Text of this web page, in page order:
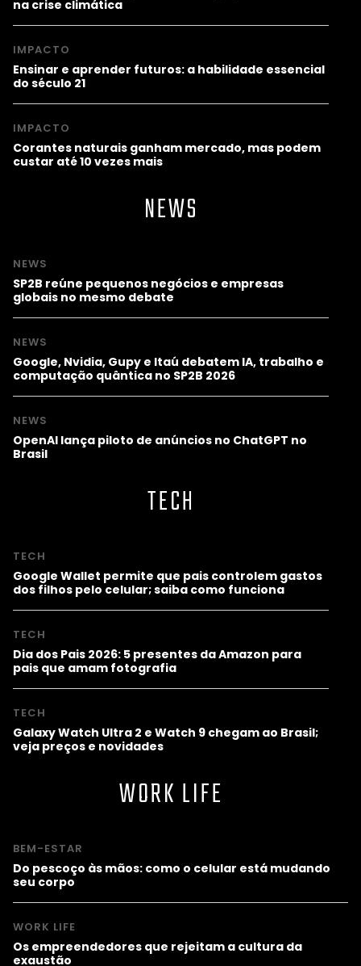
na crise climática
IMPACTO
Ensinar e aprender futuros: a habilidade essencial
do século 21
IMPACTO
Corantes naturais ganham mercado, mas podem
custar até 10 vezes mais
NEWS
NEWS
SP2B reúne pequenos negócios e empresas
globais no mesmo debate
NEWS
Google, Nvidia, Gupy e Itaú debatem IA, trabalho e
computação quântica no SP2B 2026
NEWS
OpenAI lança piloto de anúncios no ChatGPT no
Brasil
TECH
TECH
Google Wallet permite que pais controlem gastos
dos filhos pelo celular; saiba como funciona
TECH
Dia dos Pais 2026: 5 presentes da Amazon para
pais que amam fotografia
TECH
Galaxy Watch Ultra 2 e Watch 9 chegam ao Brasil;
veja preços e novidades
WORK LIFE
BEM-ESTAR
Do pescoço às mãos: como o celular está mudando
seu corpo
WORK LIFE
Os empreendedores que rejeitam a cultura da
exaustão